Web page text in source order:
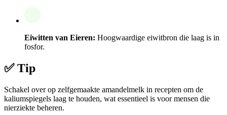
Eiwitten van Eieren: Hoogwaardige eiwitbron die laag is in
fosfor.
✅ Tip
Schakel over op zelfgemaakte amandelmelk in recepten om de
kaliumspiegels laag te houden, wat essentieel is voor mensen die
nierziekte beheren.